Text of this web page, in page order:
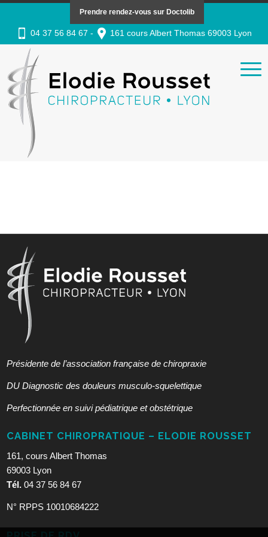
Prendre rendez-vous sur Doctolib
04 37 56 84 67 - 161 cours Albert Thomas 69003 Lyon
Présidente de l’association française de chiropraxie
DU Diagnostic des douleurs musculo-squelettique
Perfectionnée en suivi pédiatrique et obstétrique
CABINET CHIROPRATIQUE – ELODIE ROUSSET
161, cours Albert Thomas
69003 Lyon
Tél. 04 37 56 84 67
N° RPPS 10010684222